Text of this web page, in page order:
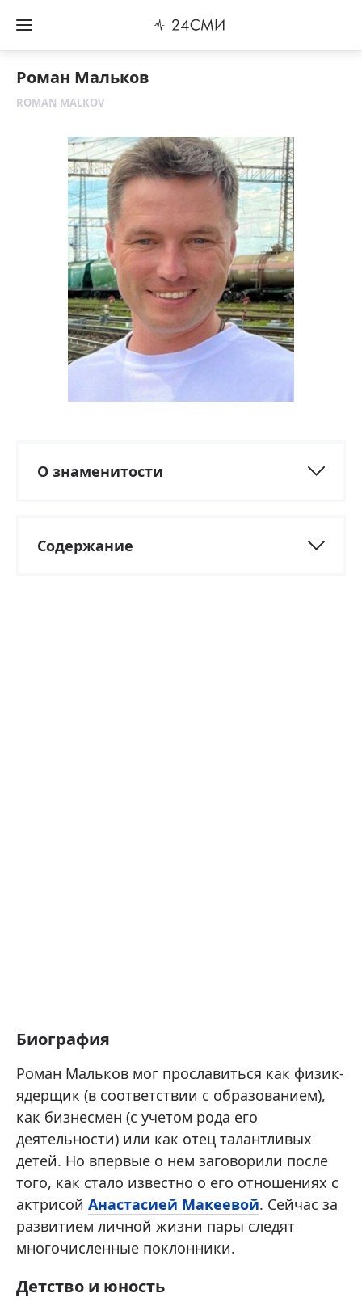
Роман Мальков
ROMAN MALKOV
О знаменитости
Содержание
Биография
Роман Мальков мог прославиться как физик-
ядерщик (в соответствии с образованием),
как бизнесмен (с учетом рода его
деятельности) или как отец талантливых
детей. Но впервые о нем заговорили после
того, как стало известно о его отношениях с
актрисой Анастасией Макеевой. Сейчас за
развитием личной жизни пары следят
многочисленные поклонники.
Детство и юность